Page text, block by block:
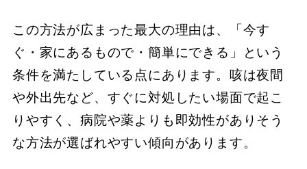
この方法が広まった最大の理由は、「今す
ぐ・家にあるもので・簡単にできる」という
条件を満たしている点にあります。咳は夜間
や外出先など、すぐに対処したい場面で起こ
りやすく、病院や薬よりも即効性がありそう
な方法が選ばれやすい傾向があります。